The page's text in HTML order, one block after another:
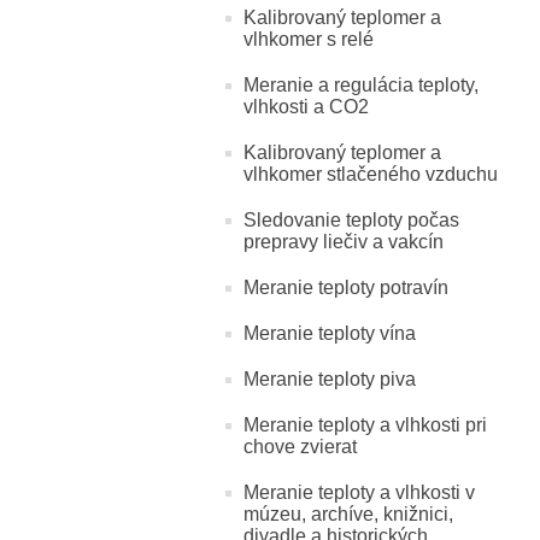
Kalibrovaný teplomer a
vlhkomer s relé
Meranie a regulácia teploty,
vlhkosti a CO2
Kalibrovaný teplomer a
vlhkomer stlačeného vzduchu
Sledovanie teploty počas
prepravy liečiv a vakcín
Meranie teploty potravín
Meranie teploty vína
Meranie teploty piva
Meranie teploty a vlhkosti pri
chove zvierat
Meranie teploty a vlhkosti v
múzeu, archíve, knižnici,
divadle a historických